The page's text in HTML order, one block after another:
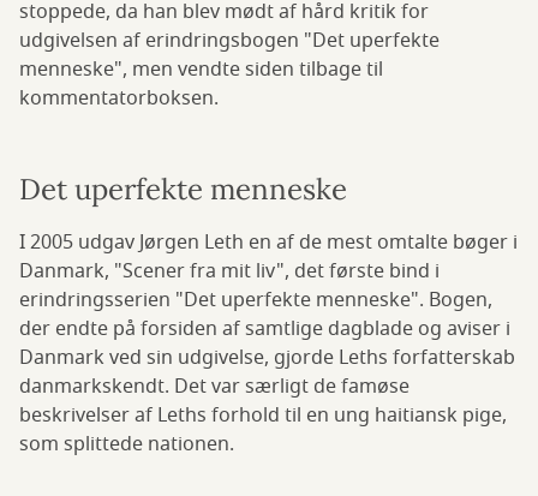
stoppede, da han blev mødt af hård kritik for
udgivelsen af erindringsbogen "Det uperfekte
menneske", men vendte siden tilbage til
kommentatorboksen.
Det uperfekte menneske
I 2005 udgav Jørgen Leth en af de mest omtalte bøger i
Danmark, "Scener fra mit liv", det første bind i
erindringsserien "Det uperfekte menneske". Bogen,
der endte på forsiden af samtlige dagblade og aviser i
Danmark ved sin udgivelse, gjorde Leths forfatterskab
danmarkskendt. Det var særligt de famøse
beskrivelser af Leths forhold til en ung haitiansk pige,
som splittede nationen.